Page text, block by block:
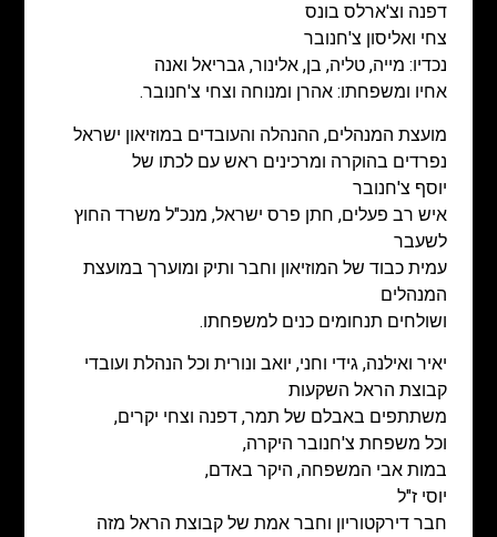
דפנה וצ'ארלס בונס
צחי ואליסון צ'חנובר
נכדיו: מייה, טליה, בן, אלינור, גבריאל ואנה
אחיו ומשפחתו: אהרן ומנוחה וצחי צ'חנובר.
מועצת המנהלים, ההנהלה והעובדים במוזיאון ישראל
נפרדים בהוקרה ומרכינים ראש עם לכתו של
יוסף צ'חנובר
איש רב פעלים, חתן פרס ישראל, מנכ"ל משרד החוץ
לשעבר
עמית כבוד של המוזיאון וחבר ותיק ומוערך במועצת
המנהלים
ושולחים תנחומים כנים למשפחתו.
יאיר ואילנה, גידי וחני, יואב ונורית וכל הנהלת ועובדי
קבוצת הראל השקעות
משתתפים באבלם של תמר, דפנה וצחי יקרים,
וכל משפחת צ'חנובר היקרה,
במות אבי המשפחה, היקר באדם,
יוסי ז"ל
חבר דירקטוריון וחבר אמת של קבוצת הראל מזה